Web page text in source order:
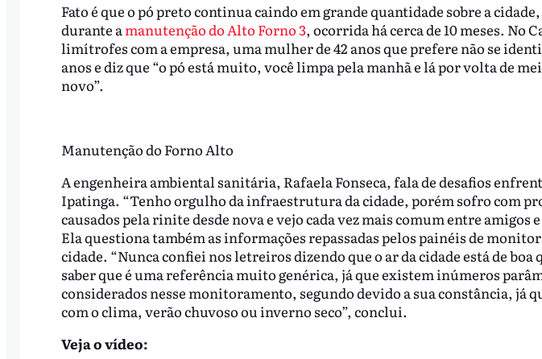
Fato é que o pó preto continua caindo em grande quantidade sobre a
durante amanutenção do Alto Forno 3, ocorrida há cerca de 10 meses. No
limítrofes com a empresa, uma mulher de 42 anos que prefere não se
anos e diz que “o pó está muito, você limpa pela manhã e lá por volta de
novo”.
Manutenção do Forno Alto
A engenheira ambiental sanitária, Rafaela Fonseca, fala de desafios
Ipatinga. “Tenho orgulho da infraestrutura da cidade, porém sofro com
causados pela rinite desde nova e vejo cada vez mais comum entre amigos
Ela questiona também as informações repassadas pelos painéis de
cidade. “Nunca confiei nos letreiros dizendo que o ar da cidade está de
saber que é uma referência muito genérica, já que existem inúmeros
considerados nesse monitoramento, segundo devido a sua constância, já
com o clima, verão chuvoso ou inverno seco”, conclui.
Veja o vídeo: